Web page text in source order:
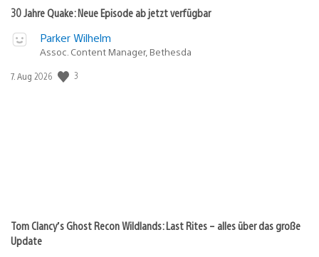
30 Jahre Quake: Neue Episode ab jetzt verfügbar
Parker Wilhelm
Assoc. Content Manager, Bethesda
Veröffentlichungsdatum:
7. Aug 2026 3
Tom Clancy’s Ghost Recon Wildlands: Last Rites – alles über das große
Update